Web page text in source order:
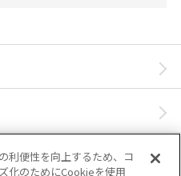
利便性を向上するため、コ
化のためにCookieを使用